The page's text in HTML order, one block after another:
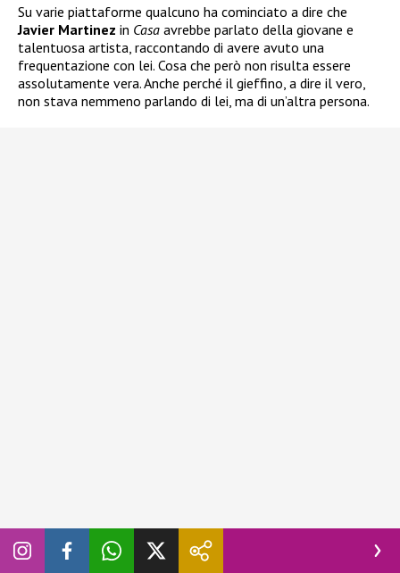
Su varie piattaforme qualcuno ha cominciato a dire che
Javier Martinez in Casa avrebbe parlato della giovane e
talentuosa artista, raccontando di avere avuto una
frequentazione con lei. Cosa che però non risulta essere
assolutamente vera. Anche perché il gieffino, a dire il vero,
non stava nemmeno parlando di lei, ma di un’altra persona.